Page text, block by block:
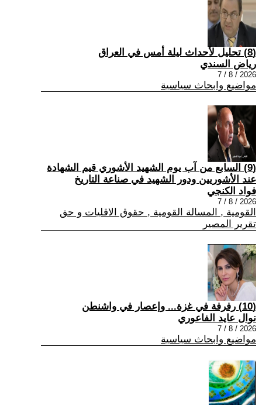
(8) تحليل لأحداث ليلة أمس في العراق
رياض السندي
2026 / 8 / 7
مواضيع وابحاث سياسية
(9) السابع من آب يوم الشهيد الأشوري قيم الشهادة
عند الأشوريين ودور الشهيد في صناعة التاريخ
فواد الكنجي
2026 / 8 / 7
القومية , المسالة القومية , حقوق الاقليات و حق
تقرير المصير
(10) رفرفة في غزة... وإعصار في واشنطن
نوال عايد الفاعوري
2026 / 8 / 7
مواضيع وابحاث سياسية